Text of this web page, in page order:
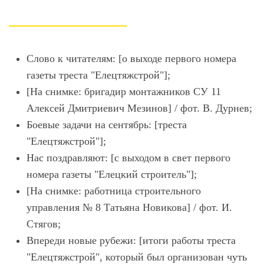
Слово к читателям: [о выходе первого номера
газеты треста "Елецтяжстрой"];
[На снимке: бригадир монтажников СУ 11
Алексей Дмитриевич Мезинов] / фот. В. Дурнев;
Боевые задачи на сентябрь: [треста
"Елецтяжстрой"];
Нас поздравляют: [с выходом в свет первого
номера газеты "Елецкий строитель"];
[На снимке: работница строительного
управления № 8 Татьяна Новикова] / фот. И.
Стягов;
Впереди новые рубежи: [итоги работы треста
"Елецтяжстрой", который был организован чуть